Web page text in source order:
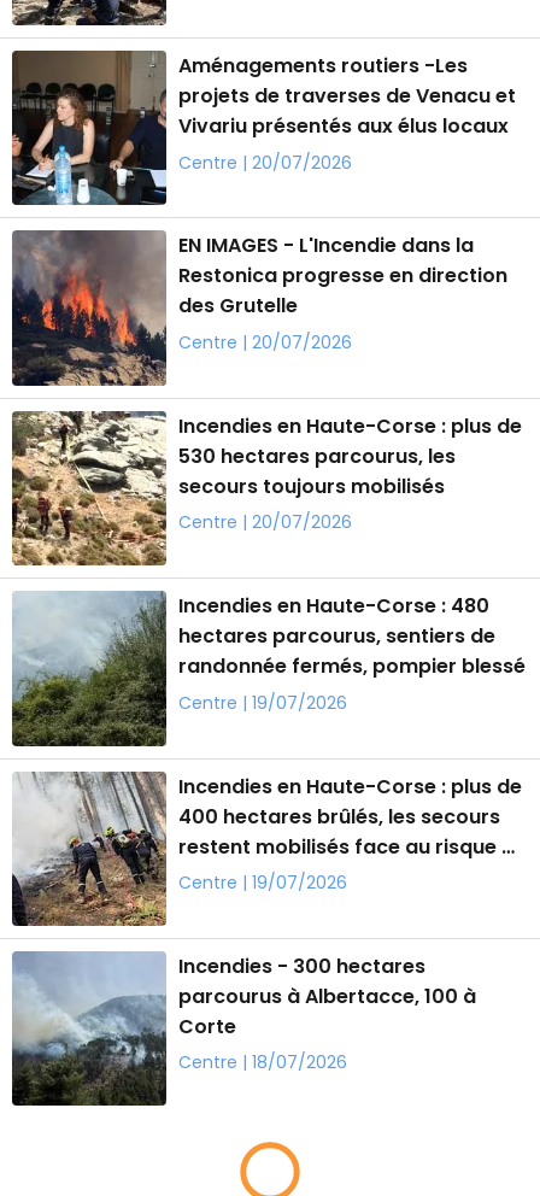
Aménagements routiers -Les
projets de traverses de Venacu et
Vivariu présentés aux élus locaux
Centre | 20/07/2026
EN IMAGES - L'Incendie dans la
Restonica progresse en direction
des Grutelle
Centre | 20/07/2026
Incendies en Haute-Corse : plus de
530 hectares parcourus, les
secours toujours mobilisés
Centre | 20/07/2026
Incendies en Haute-Corse : 480
hectares parcourus, sentiers de
randonnée fermés, pompier blessé
Centre | 19/07/2026
Incendies en Haute-Corse : plus de
400 hectares brûlés, les secours
restent mobilisés face au risque de
reprise
Centre | 19/07/2026
Incendies - 300 hectares
parcourus à Albertacce, 100 à
Corte
Centre | 18/07/2026